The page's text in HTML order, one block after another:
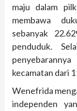
maju dalam
membawa
sebanyak
penduduk.
kecamatan dari
Wenefrida
independen